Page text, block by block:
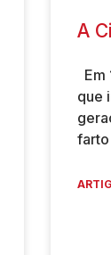
A
Em
que
farto